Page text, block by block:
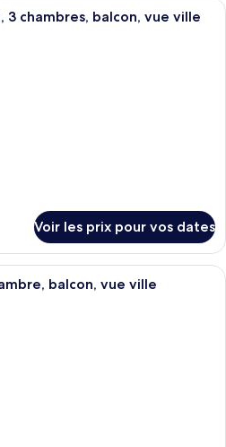
Une chambre d’hôtel avec un lit,
chambres, balcon, vue ville
Voir les prix pour vos dates
Une chambre avec une armoire en
balcon, vue ville